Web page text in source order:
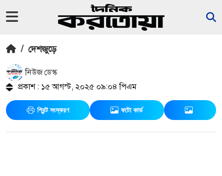
/ দেশজুড়ে
নিউজ ডেস্ক
প্রকাশ : ১৫ আগস্ট, ২০২৫ ০৯:০৪ পিএম
প্রিন্ট সংস্করণ ফটো কার্ড